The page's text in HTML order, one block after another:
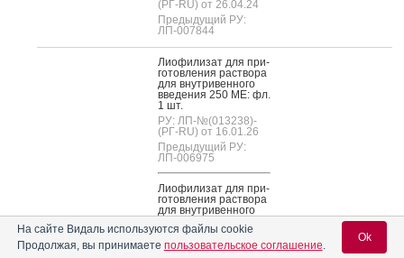
(РГ-RU) от 26.04.24
Предыдущий РУ:
ЛП-007844
Ли­офи­лизат для при­
готов­ле­ния рас­тво­ра
для внут­ри­вен­но­го
вве­дения 250 МЕ: фл.
1 шт.
РУ: ЛП-№(013238)-
(РГ-RU) от 16.01.26
Предыдущий РУ:
ЛП-006975
Ли­офи­лизат для при­
готов­ле­ния рас­тво­ра
для внут­ри­вен­но­го
вве­дения 500 МЕ: фл.
1 шт.
РУ: ЛП-006975 от
На сайте Видаль используются файлы cookie
Продолжая, вы принимаете пользовательское соглашение.
Ok